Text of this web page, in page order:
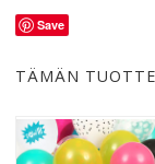
Save
TÄMÄN